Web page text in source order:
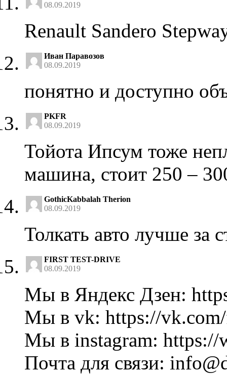
08.09.2019
Renault Sandero
Иван Паравозов
08.09.2019
понятно и доступно
PKFR
08.09.2019
Тойота Ипсум тоже
машина, стоит 250 –
GothicKabbalah Therion
08.09.2019
Толкать авто лучше за
FIRST TEST-DRIVE
08.09.2019
Мы в Яндекс Дзен:
Мы в vk: https://
Мы в instagram: https://
Почта для связи: